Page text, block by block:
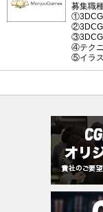
募集職
①3DCG
②3DCG
③3DCG
④テク
⑤イラス